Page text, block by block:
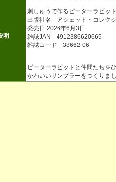
明
刺しゅうで作るピーターラビッ
出版社名 アシェット・コレク
発売日 2026年6月3日
雑誌JAN 4912386620665
雑誌コード 38662-06
ピーターラビットと仲間たちを
かわいいサンプラーをつくりま